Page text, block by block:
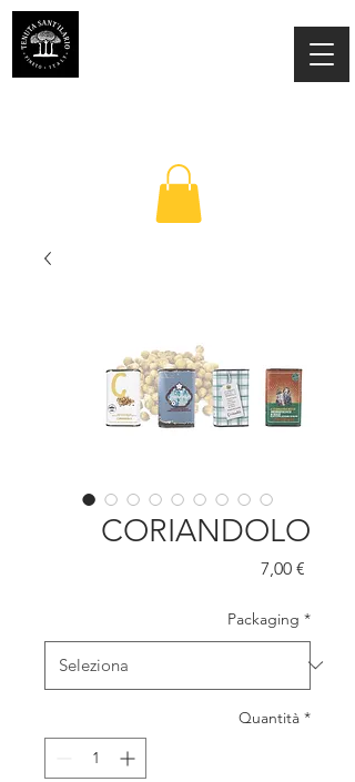
CORIANDOLO
7,00 €
Packaging *
Quantità *